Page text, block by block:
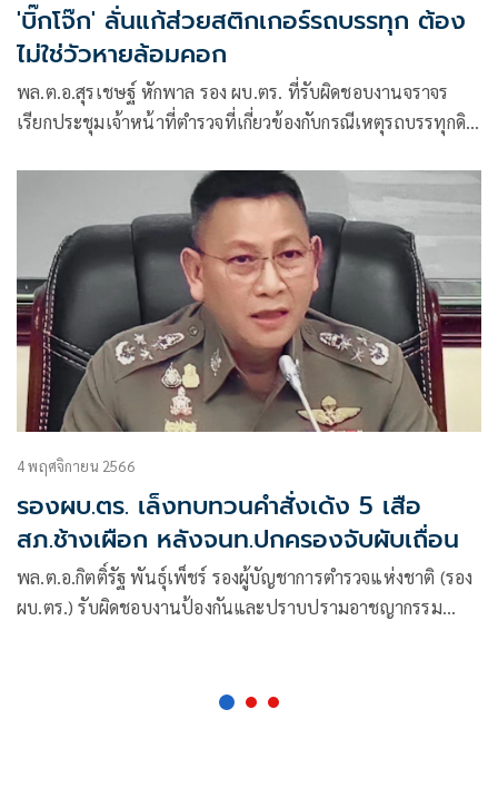
'บิ๊กโจ๊ก' ลั่นแก้ส่วยสติกเกอร์รถบรรทุก ต้อง
ไม่ใช่วัวหายล้อมคอก
พล.ต.อ.สุรเชษฐ์ หักพาล รอง ผบ.ตร. ที่รับผิดชอบงานจราจร
เรียกประชุมเจ้าหน้าที่ตำรวจที่เกี่ยวข้องกับกรณีเหตุรถบรรทุกดิน
พระโขนง กทม.จนทรุดได้รับความเสียหายทำให้การจราจรติดขัด
อย่างหนัก และพบว่ารถบรรทุกดังกล่าวมีสติกเกอร์หน้ารถเป็นรูป
ดาวตัวอักษรบีสีเขียว
4 พฤศจิกายน 2566
รองผบ.ตร. เล็งทบทวนคำสั่งเด้ง 5 เสือ
สภ.ช้างเผือก หลังจนท.ปกครองจับผับเถื่อน
พล.ต.อ.กิตติ์รัฐ พันธุ์เพ็ชร์ รองผู้บัญชาการตำรวจแห่งชาติ (รอง
ผบ.ตร.) รับผิดชอบงานป้องกันและปราบปรามอาชญากรรม